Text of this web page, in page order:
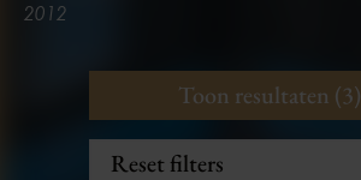
2012
Hybride
3.100 km
Toon resultaten (3)
Reset filters